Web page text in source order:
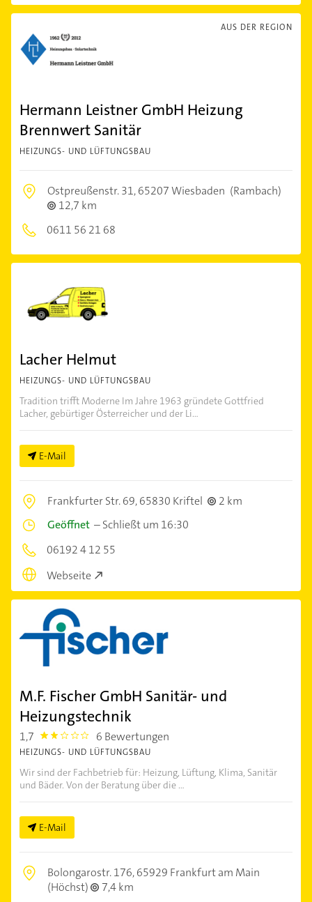
AUS DER REGION
Hermann Leistner GmbH Heizung
Brennwert Sanitär
HEIZUNGS- UND LÜFTUNGSBAU
Ostpreußenstr. 31,65207 Wiesbaden (Rambach)
12,7 km
0611 56 21 68
Lacher Helmut
HEIZUNGS- UND LÜFTUNGSBAU
Tradition trifft Moderne Im Jahre 1963 gründete Gottfried
Lacher, gebürtiger Österreicher und der Li...
E-Mail
Frankfurter Str. 69,65830 Kriftel
2 km
Geöffnet –Schließt um 16:30
06192 4 12 55
Webseite
M.F. Fischer GmbH Sanitär- und
Heizungstechnik
1,7 1.7 6 Bewertungen
HEIZUNGS- UND LÜFTUNGSBAU
Wir sind der Fachbetrieb für: Heizung, Lüftung, Klima, Sanitär
und Bäder. Von der Beratung über die ...
E-Mail
Bolongarostr. 176,65929 Frankfurt am Main
(Höchst)
7,4 km